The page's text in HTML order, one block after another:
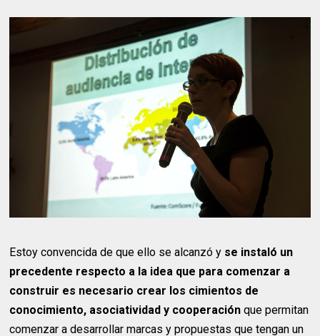
Estoy convencida de que ello se alcanzó y se instaló un
precedente respecto a la idea que para comenzar a
construir es necesario crear los cimientos de
conocimiento, asociatividad y cooperaciónque permitan
comenzar a desarrollar marcas y propuestas que tengan un